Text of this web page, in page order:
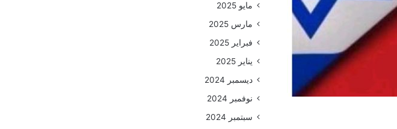
مايو 2025
مارس 2025
فبراير 2025
يناير 2025
ديسمبر 2024
نوفمبر 2024
سبتمبر 2024